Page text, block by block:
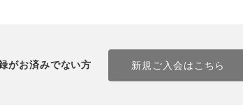
がお済みでない方 新規ご入会はこちら